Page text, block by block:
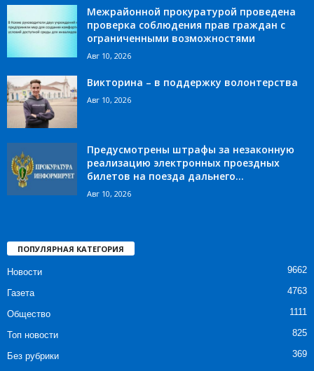
Межрайонной прокуратурой проведена
проверка соблюдения прав граждан с
ограниченными возможностями
Авг 10, 2026
Викторина – в поддержку волонтерства
Авг 10, 2026
Предусмотрены штрафы за незаконную
реализацию электронных проездных
билетов на поезда дальнего...
Авг 10, 2026
ПОПУЛЯРНАЯ КАТЕГОРИЯ
Новости 9662
Газета 4763
Общество 1111
Топ новости 825
Без рубрики
369